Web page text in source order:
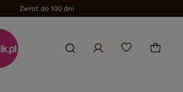
Zwrot do 100 dni